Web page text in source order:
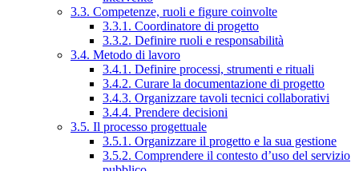
3.3. Competenze, ruoli e figure coinvolte
3.3.1. Coordinatore di progetto
3.3.2. Definire ruoli e responsabilità
3.4. Metodo di lavoro
3.4.1. Definire processi, strumenti e rituali
3.4.2. Curare la documentazione di progetto
3.4.3. Organizzare tavoli tecnici collaborativi
3.4.4. Prendere decisioni
3.5. Il processo progettuale
3.5.1. Organizzare il progetto e la sua gestione
3.5.2. Comprendere il contesto d’uso del servizio